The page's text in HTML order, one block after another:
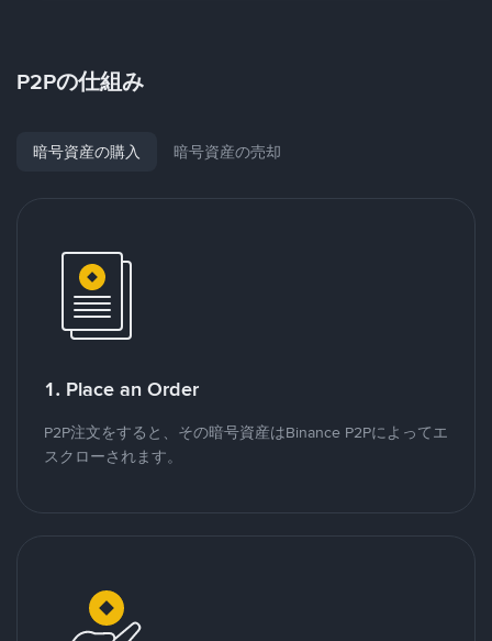
P2Pの仕組み
暗号資産の購入 暗号資産の売却
1. Place an Order
P2P注文をすると、その暗号資産はBinance P2Pによってエ
スクローされます。